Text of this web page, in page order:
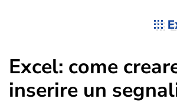
Excel: come
inserire un